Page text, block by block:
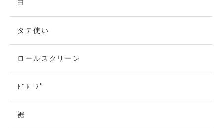
白
タテ使い
ロールスクリーン
ﾄﾞﾚｰﾌﾟ
裾